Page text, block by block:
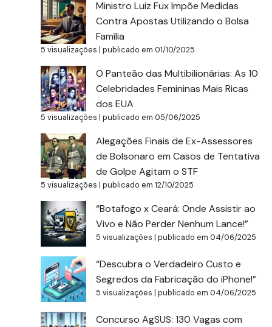
Ministro Luiz Fux Impõe Medidas
Contra Apostas Utilizando o Bolsa
Família
5 visualizações |publicado em 01/10/2025
O Panteão das Multibilionárias: As 10
Celebridades Femininas Mais Ricas
dos EUA
5 visualizações |publicado em 05/06/2025
Alegações Finais de Ex-Assessores
de Bolsonaro em Casos de Tentativa
de Golpe Agitam o STF
5 visualizações |publicado em 12/10/2025
“Botafogo x Ceará: Onde Assistir ao
Vivo e Não Perder Nenhum Lance!”
5 visualizações |publicado em 04/06/2025
“Descubra o Verdadeiro Custo e
Segredos da Fabricação do iPhone!”
5 visualizações |publicado em 04/06/2025
Concurso AgSUS: 130 Vagas com